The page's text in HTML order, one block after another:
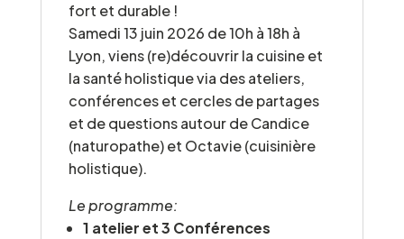
fort et durable !
Samedi 13 juin 2026 de 10h à 18h à
Lyon, viens (re)découvrir la cuisine et
la santé holistique via des ateliers,
conférences et cercles de partages
et de questions autour de Candice
(naturopathe) et Octavie (cuisinière
holistique).
Le programme:
1 atelier et 3 Conférences